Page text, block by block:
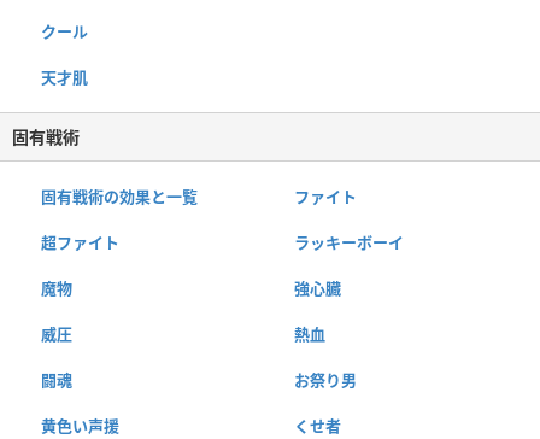
クール
天才肌
固有戦術
固有戦術の効果と一覧 ファイト
超ファイト ラッキーボーイ
魔物 強心臓
威圧 熱血
闘魂 お祭り男
黄色い声援 くせ者